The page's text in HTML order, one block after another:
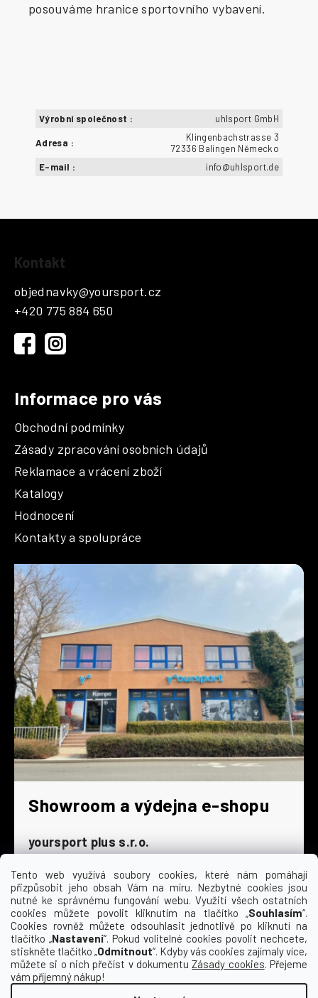
Tento web využívá soubory cookies, které nám pomáhají
přizpůsobit jeho obsah Vám na míru. Nezbytné cookies jsou
nutné ke správnému fungování webu. Využití všech ostatních
cookies můžete povolit kliknutím na tlačítko „Souhlasím“.
Cookies rovněž můžete odsouhlasit jednotlivě po kliknutí na
tlačítko „Nastavení“. Pokud volitelné cookies povolit nechcete,
stiskněte tlačítko „Odmítnout“. Kdyby vás cookies zajímaly více,
můžete si o nich přečíst v dokumentuZásady cookies. Přejeme
vám příjemný nákup!
posouváme hranice sportovního vybavení.
Výrobní společnost : uhlsport GmbH
Adresa :
Klingenbachstrasse 3
72336 Balingen Německo
E-mail : info@uhlsport.de
Kontakt
objednavky@yoursport.cz
+420 775 884 650
Informace pro vás
Obchodní podmínky
Zásady zpracování osobních údajů
Reklamace a vrácení zboží
Katalogy
Hodnocení
Kontakty a spolupráce
Showroom a výdejna e-shopu
yoursport plus s.r.o.
Dyjská 845/4
196 00 Praha 9 - Čakovice
Po - Čt
9:00 - 16:30
Pá
9:00 - 15:30
So
zavřeno
Ne
zavřeno